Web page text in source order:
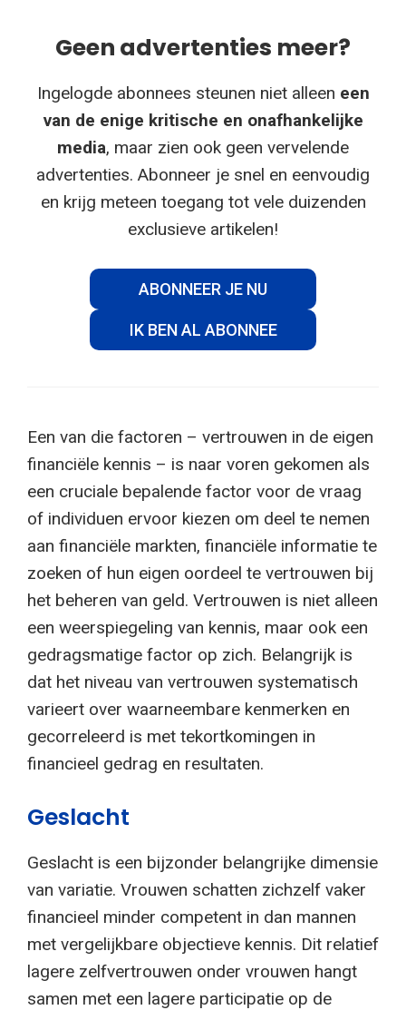
Geen advertenties meer?
Ingelogde abonnees steunen niet alleen een
van de enige kritische en onafhankelijke
media, maar zien ook geen vervelende
advertenties. Abonneer je snel en eenvoudig
en krijg meteen toegang tot vele duizenden
exclusieve artikelen!
ABONNEER JE NU
IK BEN AL ABONNEE
Een van die factoren – vertrouwen in de eigen
financiële kennis – is naar voren gekomen als
een cruciale bepalende factor voor de vraag
of individuen ervoor kiezen om deel te nemen
aan financiële markten, financiële informatie te
zoeken of hun eigen oordeel te vertrouwen bij
het beheren van geld. Vertrouwen is niet alleen
een weerspiegeling van kennis, maar ook een
gedragsmatige factor op zich. Belangrijk is
dat het niveau van vertrouwen systematisch
varieert over waarneembare kenmerken en
gecorreleerd is met tekortkomingen in
financieel gedrag en resultaten.
Geslacht
Geslacht is een bijzonder belangrijke dimensie
van variatie. Vrouwen schatten zichzelf vaker
financieel minder competent in dan mannen
met vergelijkbare objectieve kennis. Dit relatief
lagere zelfvertrouwen onder vrouwen hangt
samen met een lagere participatie op de